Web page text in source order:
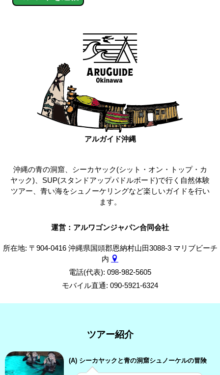
アルガイド沖縄
沖縄の青の洞窟、シーカヤック(シット・オン・トップ・カ
ヤック)、SUP(スタンドアップパドルボード)で行く自然体験
ツアー、青い海をシュノーケリングなど楽しいガイドを行い
ます。
運営：アルワゴンジャパン合同会社
所在地: 〒904-0416 沖縄県国頭郡恩納村山田3088-3 マリブビーチ
内
電話(代表): 098-982-5605
モバイル直通: 090-5921-6324
ツアー紹介
(A) シーカヤックと青の洞窟シュノーケルの冒険